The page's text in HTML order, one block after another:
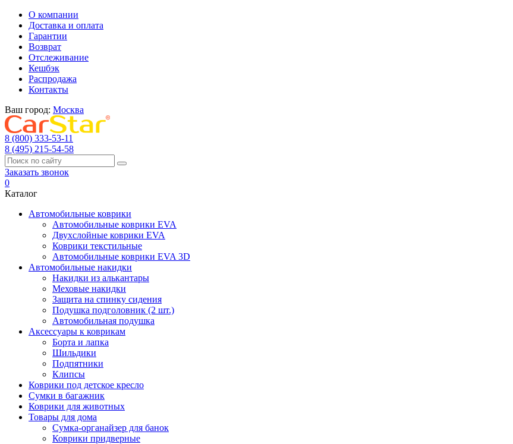
О компании
Доставка и оплата
Гарантии
Возврат
Отслеживание
Кешбэк
Распродажа
Контакты
Ваш город: Москва
8 (800) 333-53-11
8 (495) 215-54-58
Заказать звонок
0
Каталог
Автомобильные коврики
Автомобильные коврики EVA
Двухслойные коврики EVA
Коврики текстильные
Автомобильные коврики EVA 3D
Автомобильные накидки
Накидки из алькантары
Меховые накидки
Защита на спинку сидения
Подушка подголовник (2 шт.)
Автомобильная подушка
Аксессуары к коврикам
Борта и лапка
Шильдики
Подпятники
Клипсы
Коврики под детское кресло
Сумки в багажник
Коврики для животных
Товары для дома
Сумка-органайзер для банок
Коврики придверные